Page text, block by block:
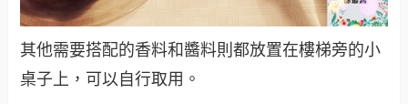
其他需要搭配的香料和醬料則都放置在樓梯旁的小
桌子上，可以自行取用。